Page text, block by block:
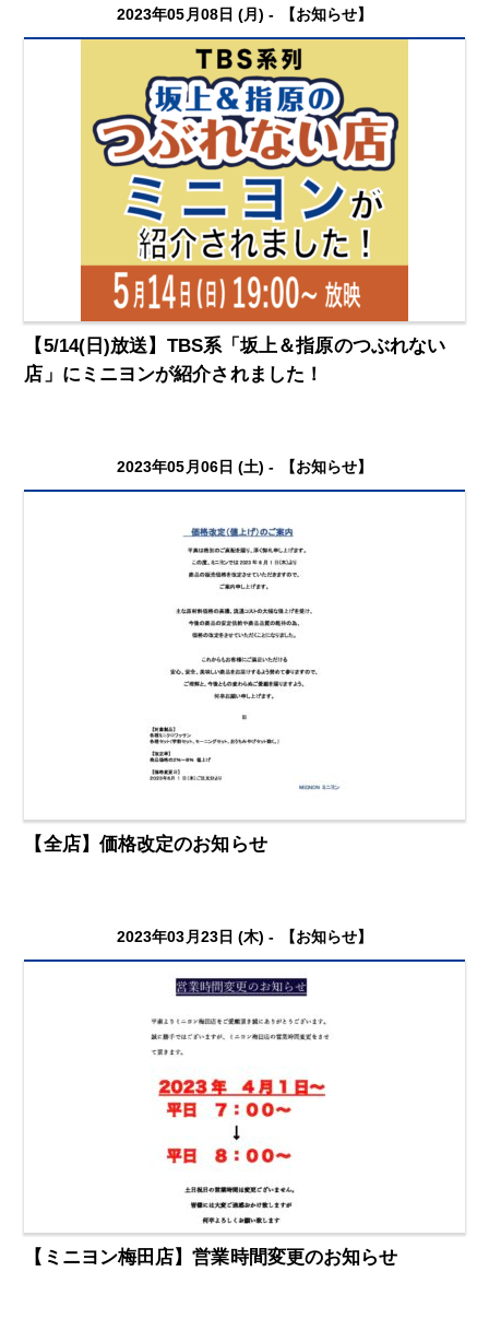
2023年05月08日 (月) - 【お知らせ】
【5/14(日)放送】TBS系「坂上＆指原のつぶれない
店」にミニヨンが紹介されました！
2023年05月06日 (土) - 【お知らせ】
【全店】価格改定のお知らせ
2023年03月23日 (木) - 【お知らせ】
【ミニヨン梅田店】営業時間変更のお知らせ